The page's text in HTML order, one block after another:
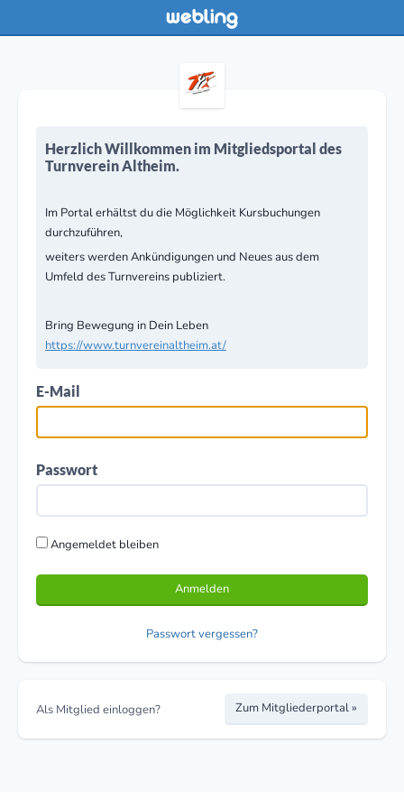
Herzlich Willkommen im Mitgliedsportal des
Turnverein Altheim.
Im Portal erhältst du die Möglichkeit Kursbuchungen
durchzuführen,
weiters werden Ankündigungen und Neues aus dem
Umfeld des Turnvereins publiziert.
Bring Bewegung in Dein Leben
https://www.turnvereinaltheim.at/
E-Mail
Passwort
Angemeldet bleiben
Anmelden
Passwort vergessen?
Als Mitglied einloggen? Zum Mitgliederportal »